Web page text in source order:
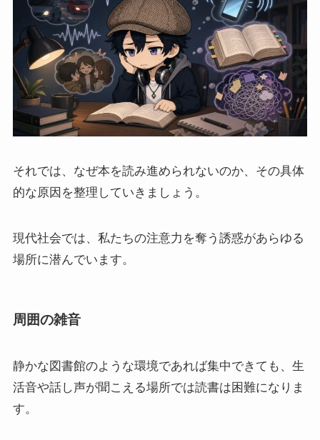
それでは、なぜ本を読み進められないのか、その具体
的な原因を整理していきましょう。
現代社会では、私たちの注意力を奪う誘惑があらゆる
場所に潜んでいます。
周囲の雑音
静かな図書館のような環境であれば集中できても、生
活音や話し声が聞こえる場所では読書は困難になりま
す。